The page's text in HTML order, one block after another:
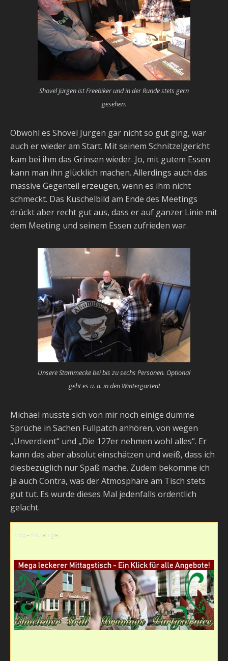
Shovel Jürgen ist Freebiker und in der Runde stets gern
gesehen.
Obwohl es Shovel Jürgen gar nicht so gut ging, war
auch er wieder am Start. Mit seinem Schnitzelgericht
kam bei ihm das Grinsen wieder. Jo, mit gutem Essen
kann man ihn glücklich machen. Allerdings auch das
massive Gegenteil erzeugen, wenn es ihm nicht
schmeckt. Das Kuschelbild am Ende des Meetings
drückt aber recht gut aus, dass er auf ganzer Linie mit
dem Meeting und seinem Essen zufrieden war.
Unsere Stammecke bei bis zu sechs Personen. Optional
geht es u. a. in den Wintergarten!
Michael musste sich von mir noch einige dumme
Sprüche in Sachen Fullpatch anhören, von wegen
„Unverdient“ und „Die 127er nehmen wohl alles“. Er
kann das aber absolut einschätzen und weiß, dass ich
diesbezüglich nur Spaß mache. Zudem bekomme ich
ja auch Contra, was der Atmosphäre am Tisch stets
gut tut. Es wurde dieses Mal jedenfalls ordentlich
gelacht.
Top-Anzeige